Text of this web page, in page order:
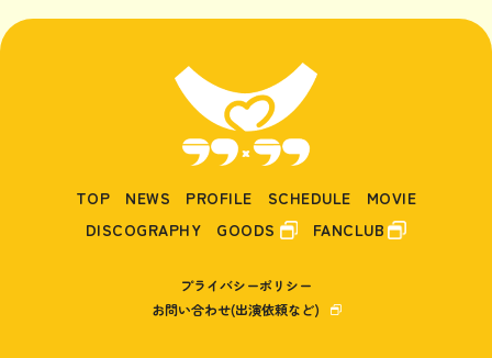
TOP NEWS PROFILE SCHEDULE
MOVIE
DISCOGRAPHY
GOODS FANCLUB
プライバシーポリシー
お問い合わせ(出演依頼など)